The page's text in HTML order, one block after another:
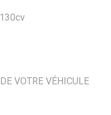
VOTRE VÉHICULE